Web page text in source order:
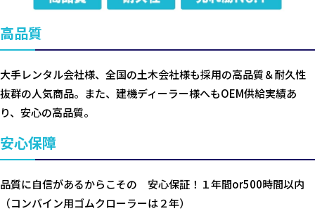
高品質
大手レンタル会社様、全国の土木会社様も採用の高品質＆耐久性
抜群の人気商品。また、建機ディーラー様へもOEM供給実績あ
り、安心の高品質。
安心保障
品質に自信があるからこその 安心保証！１年間or500時間以内
（コンバイン用ゴムクローラーは２年）